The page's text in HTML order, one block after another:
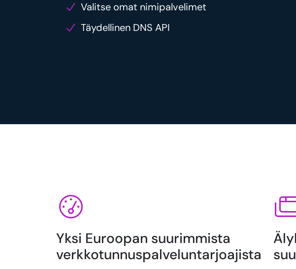
Valitse omat nimipalvelimet
Täydellinen DNS API
Yksi Euroopan suurimmista
verkkotunnuspalveluntarjoajista